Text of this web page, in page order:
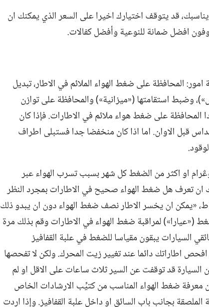
قد يتوقف اختيارك اخيرا على السعر الذي يمكنك ان
افضل ضمانة للنوعية وأفضل كفالات.‏
امور:‏ المحافظة على ضغط الهواء الملائم في الاطار،‏ تبديل
وضبط استقامتها (‏«ميزانية»)‏ والمحافظة على توازن
على ضغط هواء ملائم في الاطارات.‏ فإذا كان
قبل الاوان.‏ اما اذا كان منخفضا جدا فستبلى اطراف
او اكثر من الضغط كل شهر بسبب تسرب الهواء عبر
ان تعرف هل ضغط الهواء صحيح في الاطارات بمجرد النظر
«يمكن ان يخسر الاطار نصف ضغط الهواء دون ان يبدو ذلك
(‏«عيارا»)‏ لمراقبة ضغط الهواء في الاطارات وقم بذلك مرة
السيارات يبقون مقياسا للضغط في علبة القفافيز
افحص اطاراتك دائما عند تغيير زيت المحرك.‏ ولكن لا تفحصها
السيارة قد توقفت عن السير ثلاث ساعات على الاقل او لم
ضغط الهواء المناسب من كتيِّب الارشادات الخاص
الملصقة بجانب باب السائق او داخل علبة القفافيز.‏ وإذا اردت